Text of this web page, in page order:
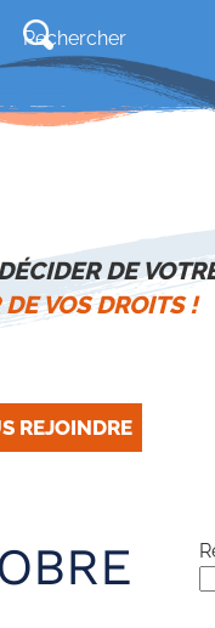
DE
VOS DROITS !
REJOINDRE